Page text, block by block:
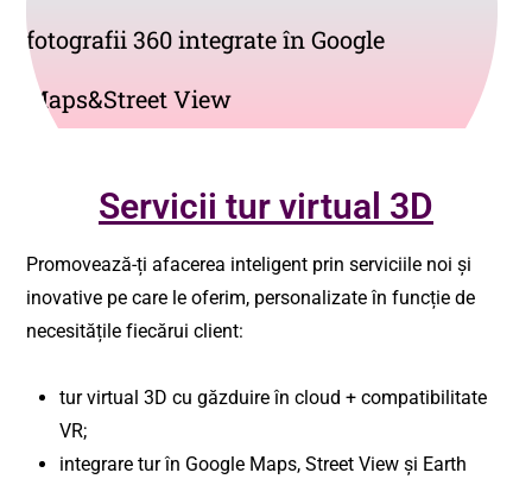
fotografii 360 integrate în Google
Maps&Street View
Servicii tur virtual 3D
Promovează-ți afacerea inteligent prin serviciile noi și
inovative pe care le oferim, personalizate în funcție de
necesitățile fiecărui client:
tur virtual 3D cu găzduire în cloud + compatibilitate
VR;
integrare tur în Google Maps, Street View și Earth